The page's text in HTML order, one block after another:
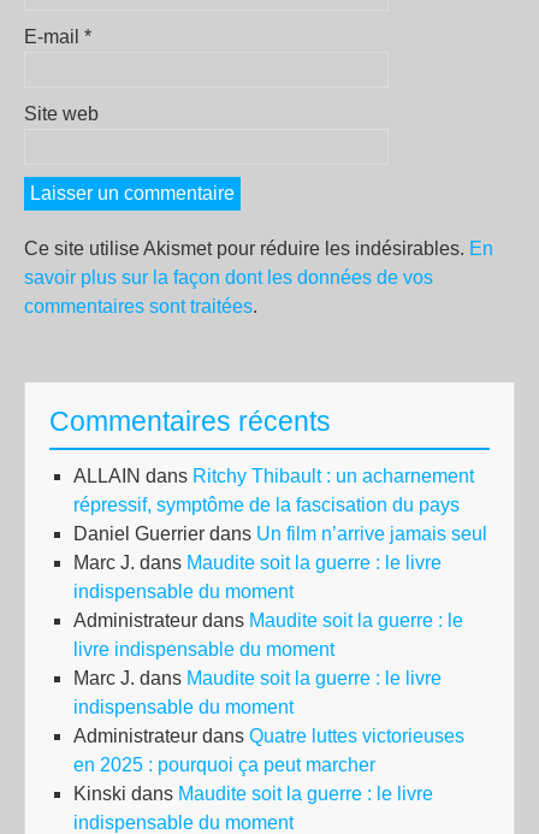
E-mail *
Site web
Ce site utilise Akismet pour réduire les indésirables. En
savoir plus sur la façon dont les données de vos
commentaires sont traitées.
Commentaires récents
ALLAIN dans Ritchy Thibault : un acharnement
répressif, symptôme de la fascisation du pays
Daniel Guerrier dans Un film n’arrive jamais seul
Marc J. dans Maudite soit la guerre : le livre
indispensable du moment
Administrateur dans Maudite soit la guerre : le
livre indispensable du moment
Marc J. dans Maudite soit la guerre : le livre
indispensable du moment
Administrateur dans Quatre luttes victorieuses
en 2025 : pourquoi ça peut marcher
Kinski dans Maudite soit la guerre : le livre
indispensable du moment